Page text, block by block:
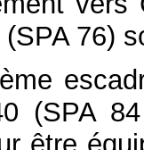
76)
(SPA